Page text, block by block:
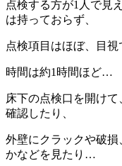
点検する方が1人で見
は持っておらず、
点検項目はほぼ、目
時間は約1時間ほど…
床下の点検口を開け
確認したり、
外壁にクラックや破
かなどを見たり…